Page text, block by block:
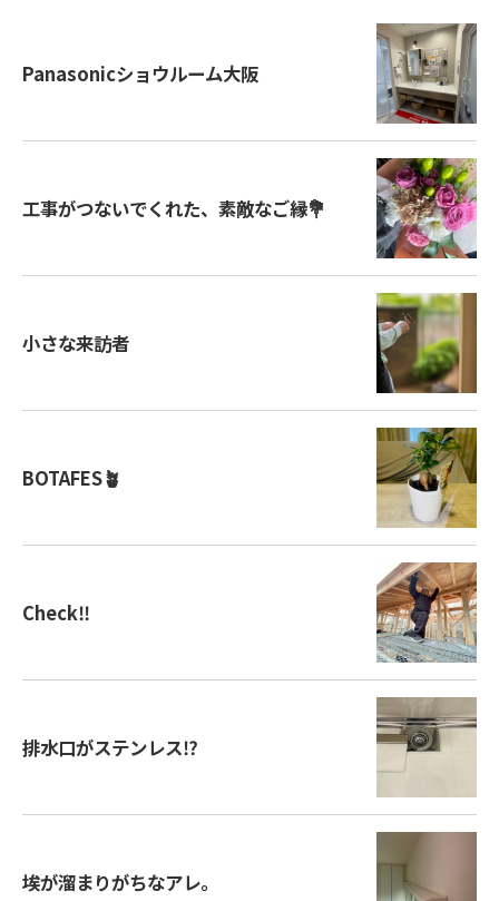
Panasonicショウルーム大阪
工事がつないでくれた、素敵なご縁💐
小さな来訪者
BOTAFES🪴
Check‼️
排水口がステンレス⁉️
埃が溜まりがちなアレ。